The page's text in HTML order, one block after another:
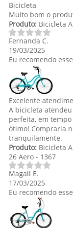
Bicicleta
Muito bom o
Produto:Bicicleta
Fernanda C.
19/03/2025
Eu recomendo
Excelente
A bicicleta
perfeita, em
ótimo! Compraria
tranquilamente.
Produto:Bicicleta
26 Aero - 1367
Magali E.
17/03/2025
Eu recomendo